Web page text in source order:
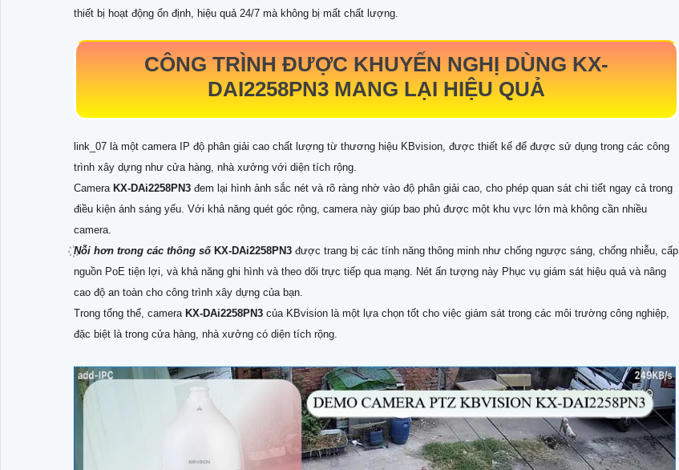
thiết bị hoạt động ổn định, hiệu quả 24/7 mà không bị mất chất lượng.
CÔNG TRÌNH ĐƯỢC KHUYẾN NGHỊ DÙNG KX-
DAI2258PN3 MANG LẠI HIỆU QUẢ
link_07 là một camera IP độ phân giải cao chất lượng từ thương hiệu KBvision, được thiết kế để được sử dụng trong các công
trình xây dựng như cửa hàng, nhà xưởng với diện tích rộng.
Camera KX-DAi2258PN3 đem lại hình ảnh sắc nét và rõ ràng nhờ vào độ phân giải cao, cho phép quan sát chi tiết ngay cả trong
điều kiện ánh sáng yếu. Với khả năng quét góc rộng, camera này giúp bao phủ được một khu vực lớn mà không cần nhiều
camera.
Nỗi hơn trong các thông số KX-DAi2258PN3 được trang bị các tính năng thông minh như chống ngược sáng, chống nhiễu, cấp
nguồn PoE tiện lợi, và khả năng ghi hình và theo dõi trực tiếp qua mạng. Nét ấn tượng này Phục vụ giám sát hiệu quả và nâng
cao độ an toàn cho công trình xây dựng của bạn.
Trong tổng thể, camera KX-DAi2258PN3 của KBvision là một lựa chọn tốt cho việc giám sát trong các môi trường công nghiệp,
đặc biệt là trong cửa hàng, nhà xưởng có diện tích rộng.